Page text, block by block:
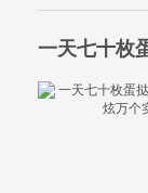
一天七十枚